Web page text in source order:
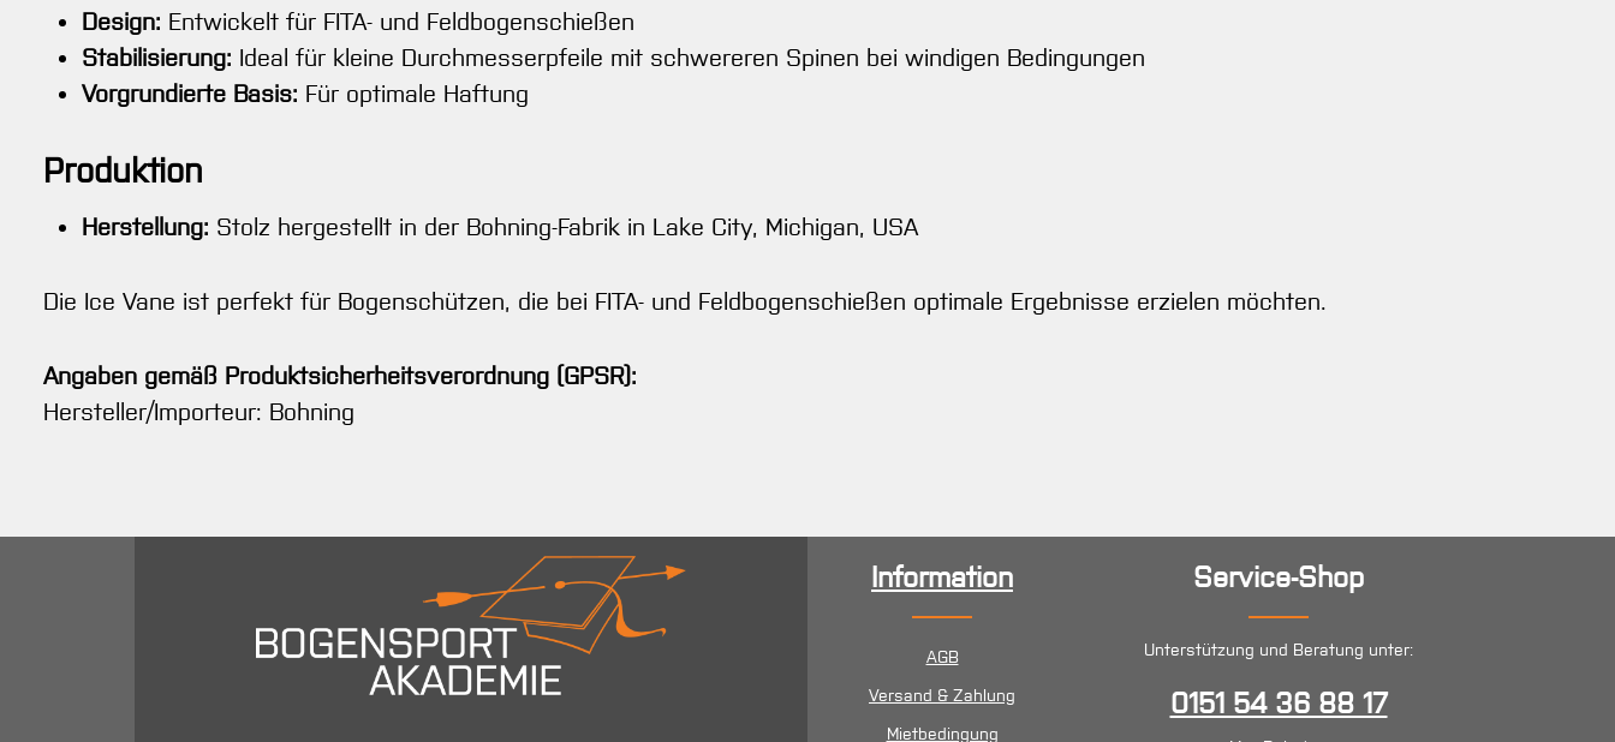
Design: Entwickelt für FITA- und Feldbogenschießen
Stabilisierung: Ideal für kleine Durchmesserpfeile mit schwereren Spinen bei windigen Bedingungen
Vorgrundierte Basis: Für optimale Haftung
Produktion
Herstellung: Stolz hergestellt in der Bohning-Fabrik in Lake City, Michigan, USA
Die Ice Vane ist perfekt für Bogenschützen, die bei FITA- und Feldbogenschießen optimale Ergebnisse erzielen möchten.
Angaben gemäß Produktsicherheitsverordnung (GPSR):
Hersteller/Importeur: Bohning
Information
AGB
Versand & Zahlung
Mietbedingung
Service-Shop
Unterstützung und Beratung unter:
0151 54 36 88 17